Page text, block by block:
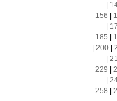
156
185
200|
229
258